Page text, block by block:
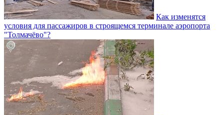
Как изменятся
условия для пассажиров в строящемся терминале аэропорта
"Толмачёво"?